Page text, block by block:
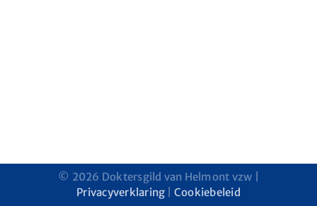
© 2026 Doktersgild van Helmont vzw |
Privacyverklaring
Cookiebeleid